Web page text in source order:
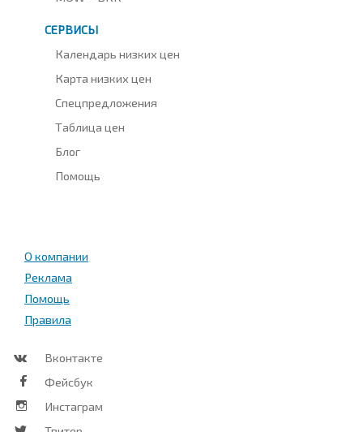
СЕРВИСЫ
Календарь низких цен
Карта низких цен
Спецпредложения
Таблица цен
Блог
Помощь
О компании
Реклама
Помощь
Правила
Вконтакте
Фейсбук
Инстаграм